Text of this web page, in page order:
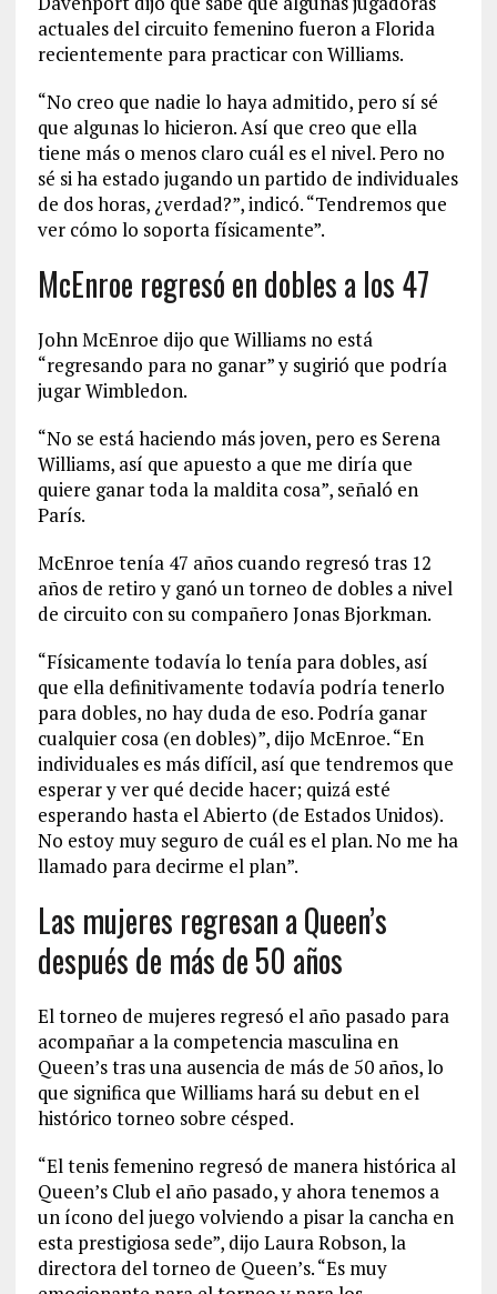
actuales del circuito femenino fueron a Florida
recientemente para practicar con Williams.
“No creo que nadie lo haya admitido, pero sí sé
que algunas lo hicieron. Así que creo que ella
tiene más o menos claro cuál es el nivel. Pero no
sé si ha estado jugando un partido de individuales
de dos horas, ¿verdad?”, indicó. “Tendremos que
ver cómo lo soporta físicamente”.
McEnroe regresó en dobles a los 47
John McEnroe dijo que Williams no está
“regresando para no ganar” y sugirió que podría
jugar Wimbledon.
“No se está haciendo más joven, pero es Serena
Williams, así que apuesto a que me diría que
quiere ganar toda la maldita cosa”, señaló en
París.
McEnroe tenía 47 años cuando regresó tras 12
años de retiro y ganó un torneo de dobles a nivel
de circuito con su compañero Jonas Bjorkman.
“Físicamente todavía lo tenía para dobles, así
que ella definitivamente todavía podría tenerlo
para dobles, no hay duda de eso. Podría ganar
cualquier cosa (en dobles)”, dijo McEnroe. “En
individuales es más difícil, así que tendremos que
esperar y ver qué decide hacer; quizá esté
esperando hasta el Abierto (de Estados Unidos).
No estoy muy seguro de cuál es el plan. No me ha
llamado para decirme el plan”.
Las mujeres regresan a Queen’s
después de más de 50 años
El torneo de mujeres regresó el año pasado para
acompañar a la competencia masculina en
Queen’s tras una ausencia de más de 50 años, lo
que significa que Williams hará su debut en el
histórico torneo sobre césped.
“El tenis femenino regresó de manera histórica al
Queen’s Club el año pasado, y ahora tenemos a
un ícono del juego volviendo a pisar la cancha en
esta prestigiosa sede”, dijo Laura Robson, la
directora del torneo de Queen’s. “Es muy